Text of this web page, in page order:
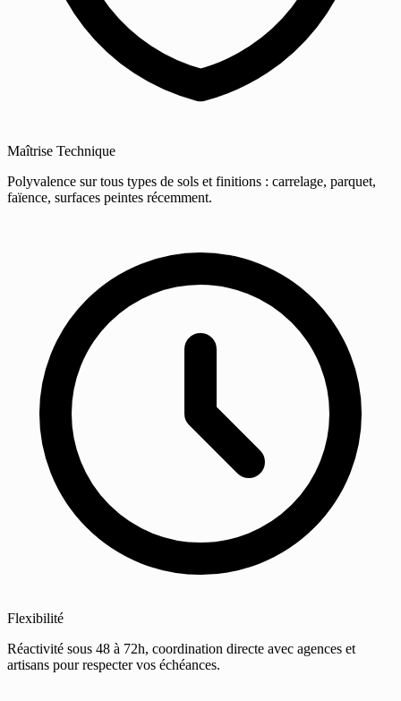
Maîtrise Technique
Polyvalence sur tous types de sols et finitions : carrelage, parquet,
faïence, surfaces peintes récemment.
Flexibilité
Réactivité sous 48 à 72h, coordination directe avec agences et
artisans pour respecter vos échéances.